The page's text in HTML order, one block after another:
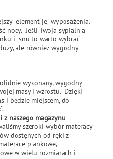
element jej wyposażenia.
nocy. Jeśli Twoja sypialnia
i snu to warto wybrać
ale również wygodny i
wykonany, wygodny
masy i wzrostu. Dzięki
i będzie miejscem, do
z naszego magazynu
szeroki wybór materacy
dostęnych od ręki z
piankowe,
w wielu rozmiarach i